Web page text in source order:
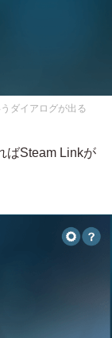
ダイアログが出る
ばSteam Linkが